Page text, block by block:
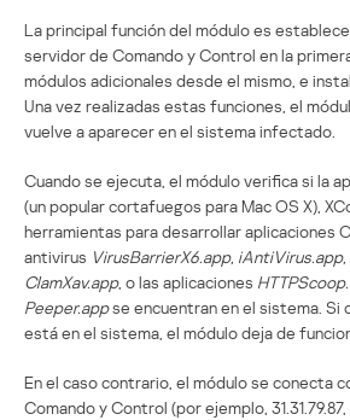
La principal función del módulo es
servidor de Comando y Control en la
módulos adicionales desde el mismo, e
Una vez realizadas estas funciones, el
vuelve a aparecer en el sistema infectado.
Cuando se ejecuta, el módulo verifica si la
(un popular cortafuegos para Mac OS X),
herramientas para desarrollar aplicaciones
antivirus VirusBarrierX6.app,
ClamXav.app, o las aplicaciones
Peeper.appse encuentran en el sistema. Si
está en el sistema, el módulo deja de
En el caso contrario, el módulo se conecta
Comando y Control (por ejemplo, 31.31.79.87,